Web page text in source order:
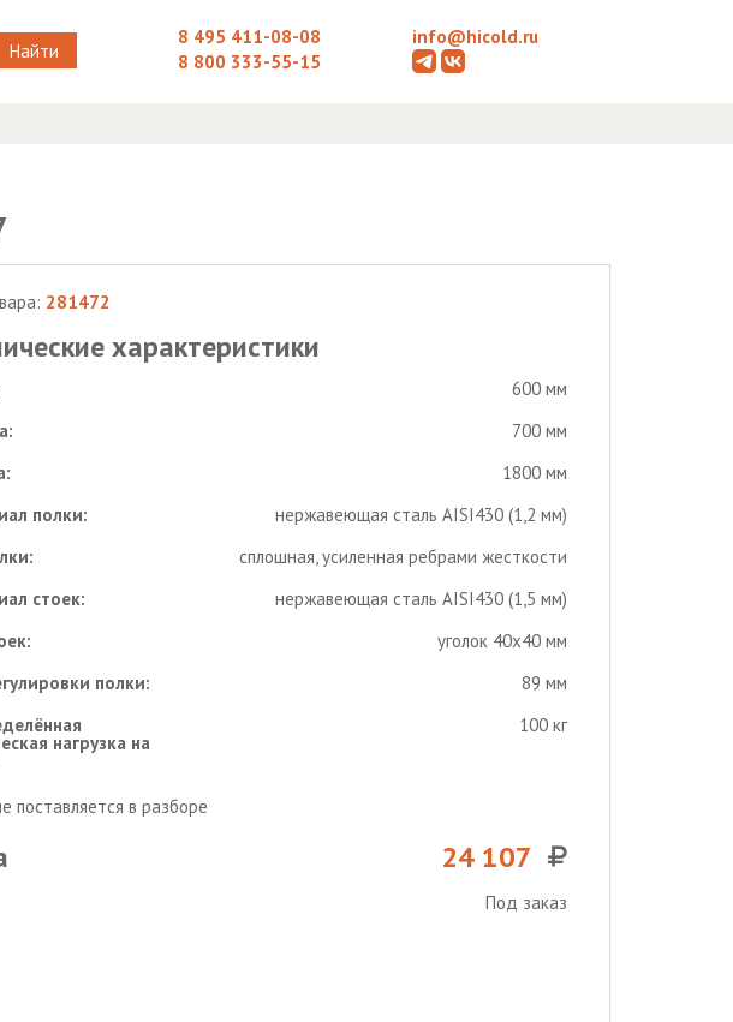
Найти
8 495 411-08-08
8 800 333-55-15
info@hicold.ru
281472
характеристики
600 мм
700 мм
1800 мм
полки:
нержавеющая сталь AISI430 (1,2 мм)
сплошная, усиленная ребрами жесткости
стоек:
нержавеющая сталь AISI430 (1,5 мм)
уголок 40х40 мм
полки:
89 мм
нагрузка на
100 кг
поставляется в разборе
24 107
Под заказ